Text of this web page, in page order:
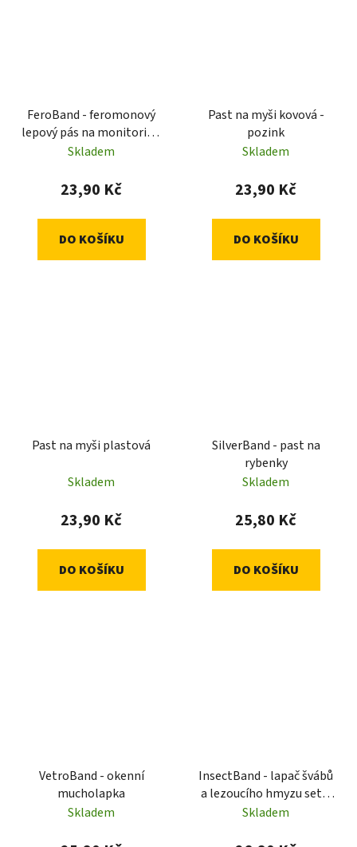
FeroBand - feromonový
lepový pás na monitoring
potravinových molů
Skladem
23,90 Kč
DO KOŠÍKU
Past na myši kovová -
pozink
Skladem
23,90 Kč
DO KOŠÍKU
Past na myši plastová
Skladem
23,90 Kč
DO KOŠÍKU
SilverBand - past na
rybenky
Skladem
25,80 Kč
DO KOŠÍKU
VetroBand - okenní
mucholapka
Skladem
InsectBand - lapač švábů
a lezoucího hmyzu set 4
ks
Skladem